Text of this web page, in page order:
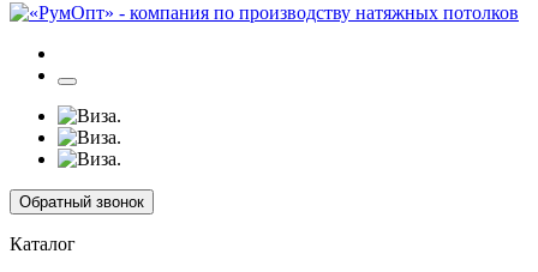
Обратный звонок
Каталог